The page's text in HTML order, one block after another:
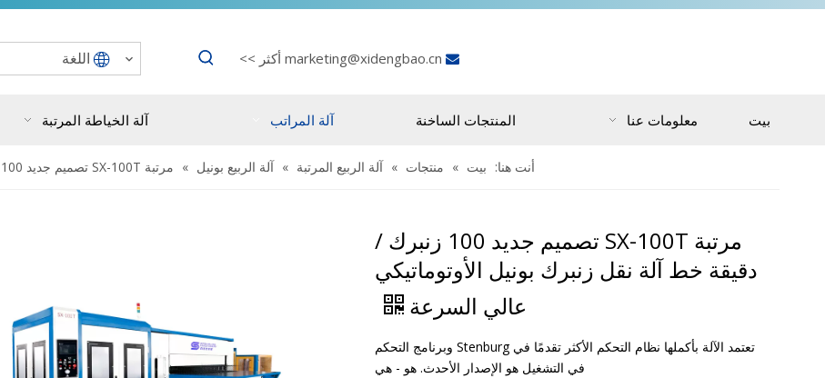

marketing@xidengbao.cn أكثر >> اللغة
بيت معلومات عنا المنتجات الساخنة آلة المراتب آلة الخياطة المرتبة
أنت هنا: بيت » منتجات » آلة الربيع المرتبة » آلة الربيع بونيل » مرتبة SX-100T تصميم جديد 100 زنبرك / دقيقة خط آلة نقل زنبرك بونيل الأوتوماتيكي عالي السرعة
مرتبة SX-100T تصميم جديد 100 زنبرك /
دقيقة خط آلة نقل زنبرك بونيل الأوتوماتيكي
عالي السرعة
تعتمد الآلة بأكملها نظام التحكم الأكثر تقدمًا في Stenburg وبرنامج التحكم
في التشغيل هو الإصدار الأحدث. هو - هي